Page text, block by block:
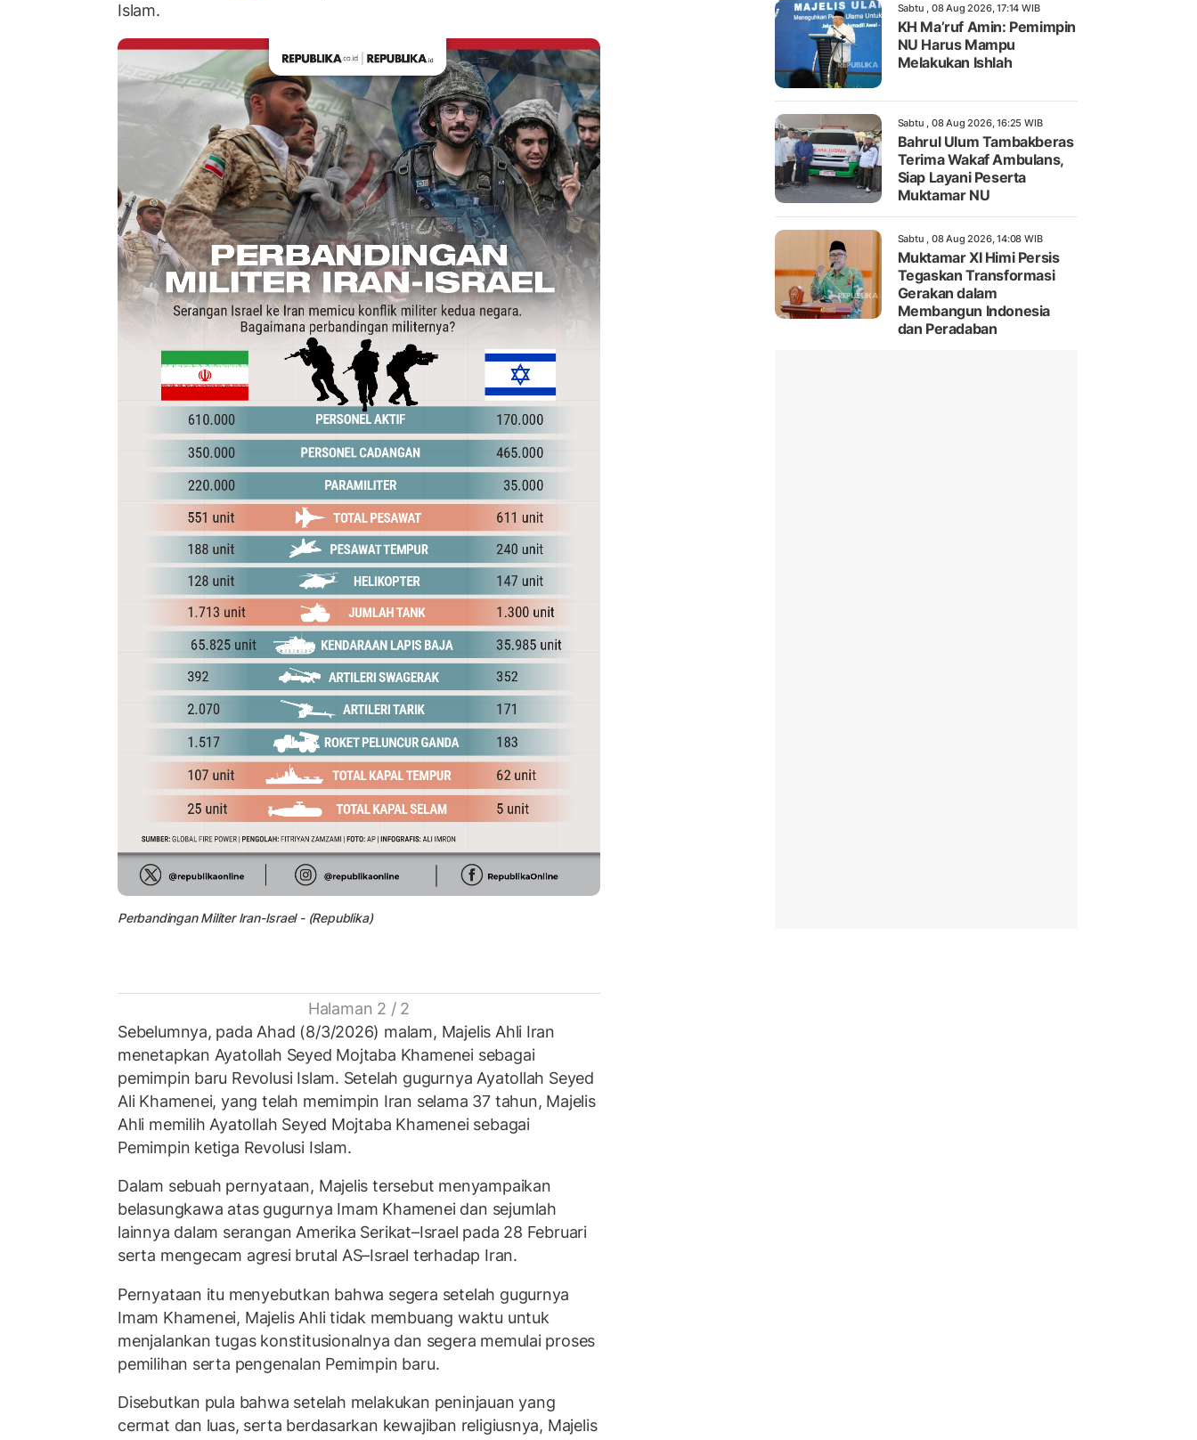
Islam.
Perbandingan Militer Iran-Israel - (Republika)
Halaman 2 / 2
Sebelumnya, pada Ahad (8/3/2026) malam, Majelis Ahli Iran
menetapkan Ayatollah Seyed Mojtaba Khamenei sebagai
pemimpin baru Revolusi Islam. Setelah gugurnya Ayatollah Seyed
Ali Khamenei, yang telah memimpin Iran selama 37 tahun, Majelis
Ahli memilih Ayatollah Seyed Mojtaba Khamenei sebagai
Pemimpin ketiga Revolusi Islam.
Dalam sebuah pernyataan, Majelis tersebut menyampaikan
belasungkawa atas gugurnya Imam Khamenei dan sejumlah
lainnya dalam serangan Amerika Serikat–Israel pada 28 Februari
serta mengecam agresi brutal AS–Israel terhadap Iran.
Pernyataan itu menyebutkan bahwa segera setelah gugurnya
Imam Khamenei, Majelis Ahli tidak membuang waktu untuk
menjalankan tugas konstitusionalnya dan segera memulai proses
pemilihan serta pengenalan Pemimpin baru.
Disebutkan pula bahwa setelah melakukan peninjauan yang
cermat dan luas, serta berdasarkan kewajiban religiusnya, Majelis
Sabtu , 08 Aug 2026, 17:14 WIB
KH Ma’ruf Amin: Pemimpin
NU Harus Mampu
Melakukan Ishlah
Sabtu , 08 Aug 2026, 16:25 WIB
Bahrul Ulum Tambakberas
Terima Wakaf Ambulans,
Siap Layani Peserta
Muktamar NU
Sabtu , 08 Aug 2026, 14:08 WIB
Muktamar XI Himi Persis
Tegaskan Transformasi
Gerakan dalam
Membangun Indonesia
dan Peradaban